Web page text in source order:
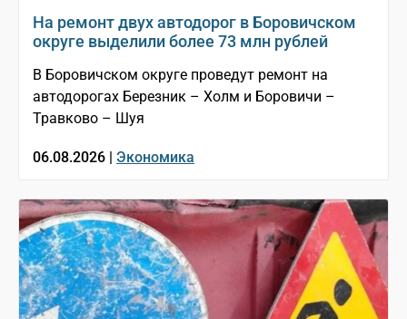
На ремонт двух автодорог в Боровичском
округе выделили более 73 млн рублей
В Боровичском округе проведут ремонт на
автодорогах Березник – Холм и Боровичи –
Травково – Шуя
06.08.2026 | Экономика